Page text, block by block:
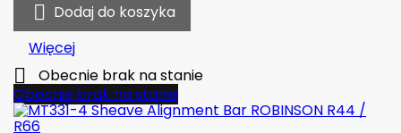
 Dodaj do koszyka
Więcej

Obecnie brak na stanie
Obecnie brak na stanie